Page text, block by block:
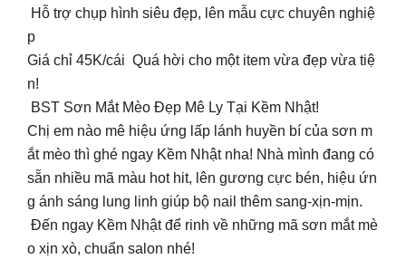
Hỗ trợ chụp hình siêu đẹp, lên mẫu cực chuyên nghiệ
p
Giá chỉ 45K/cái Quá hời cho một item vừa đẹp vừa tiệ
n!
BST Sơn Mắt Mèo Đẹp Mê Ly Tại Kềm Nhật!
Chị em nào mê hiệu ứng lấp lánh huyền bí của sơn m
ắt mèo thì ghé ngay Kềm Nhật nha! Nhà mình đang có
sẵn nhiều mã màu hot hit, lên gương cực bén, hiệu ứn
g ánh sáng lung linh giúp bộ nail thêm sang-xịn-mịn.
Đến ngay Kềm Nhật để rinh về những mã sơn mắt mè
o xịn xò, chuẩn salon nhé!